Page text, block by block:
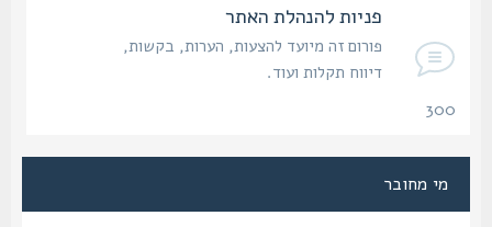
פניות להנהלת האתר
פורום זה מיועד להצעות, הערות, בקשות,
דיווח תקלות ועוד.
מי מחובר